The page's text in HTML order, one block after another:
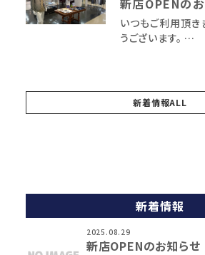
新店OPENの
いつもご利用頂き
うございます。 …
新着情報ALL
新着情報
2025.08.29
新店OPENのお知らせ